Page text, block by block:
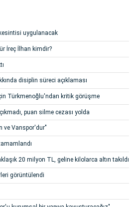
uygulanacak
İreç İlhan kimdir?
disiplin süreci açıklaması
Türkmenoğlu'ndan kritik görüşme
puan silme cezası yolda
ve Vanspor'dur"
20 milyon TL, geline kilolarca altın takıldı
görüntülendi